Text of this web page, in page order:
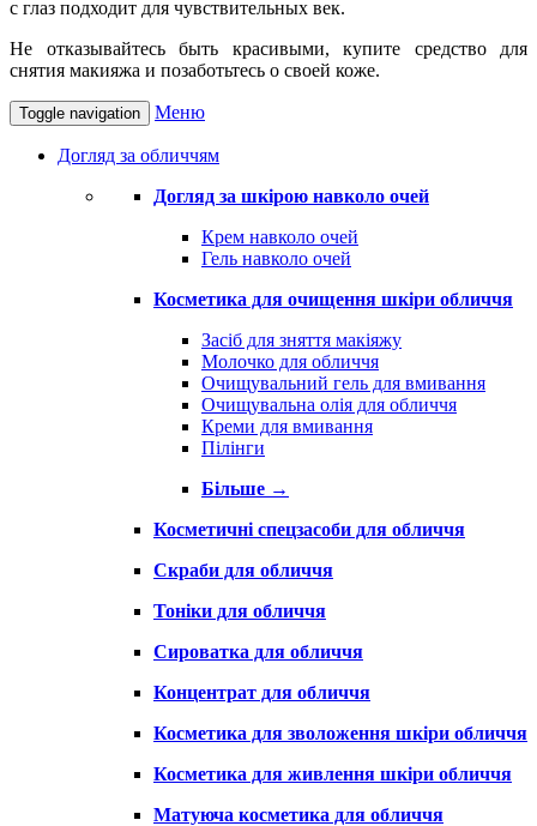
с глаз подходит для чувствительных век.
Не отказывайтесь быть красивыми, купите средство для
снятия макияжа и позаботьтесь о своей коже.
Toggle navigation Меню
Догляд за обличчям
Догляд за шкірою навколо очей
Крем навколо очей
Гель навколо очей
Косметика для очищення шкіри обличчя
Засіб для зняття макіяжу
Молочко для обличчя
Очищувальний гель для вмивання
Очищувальна олія для обличчя
Креми для вмивання
Пілінги
Більше →
Косметичні спецзасоби для обличчя
Скраби для обличчя
Тоніки для обличчя
Сироватка для обличчя
Концентрат для обличчя
Косметика для зволоження шкіри обличчя
Косметика для живлення шкіри обличчя
Матуюча косметика для обличчя